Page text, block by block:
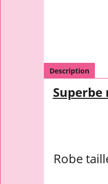
Description
Superbe
Robe